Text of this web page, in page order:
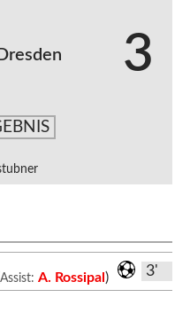
3
3'
Assist: A. Rossipal)